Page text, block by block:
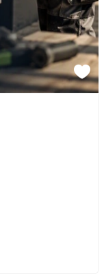
Sponsored link